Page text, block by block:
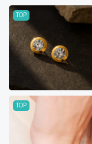
TOP
TOP